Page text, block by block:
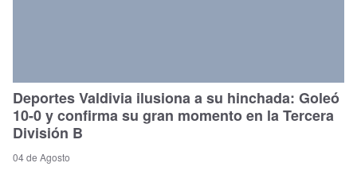
Deportes Valdivia ilusiona a su hinchada: Goleó
10-0 y confirma su gran momento en la Tercera
División B
04 de Agosto